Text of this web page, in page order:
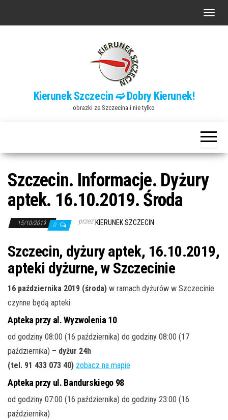
P
n
a
w
ę
Kierunek Szczecin ➫ Dobry Kierunek!
obrazki ze Szczecina i nie tylko
Szczecin. Informacje. Dyżury
aptek. 16.10.2019. Środa
15/10/2019 0 przez KIERUNEK SZCZECIN
Szczecin, dyżury aptek, 16.10.2019,
apteki dyżurne, w Szczecinie
16 października 2019 (środa) w ramach dyżurów w Szczecinie
czynne będą apteki:
Apteka przy al. Wyzwolenia 10
od godziny 08:00 (16 października) do godziny 08:00 (17
października) – dyżur 24h
(tel. 91 433 073 40) zobacz na mapie
Apteka przy ul. Bandurskiego 98
od godziny 07:00 (16 października) do godziny 23:00 (16
października)